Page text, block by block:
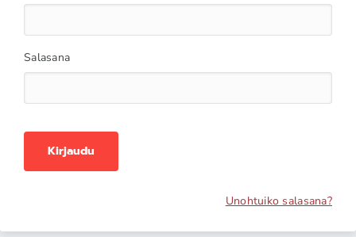
Salasana
Kirjaudu
Unohtuiko salasana?